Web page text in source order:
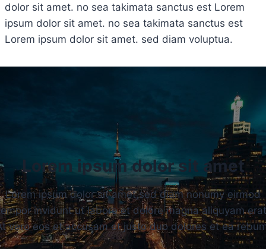
dolor sit amet. no sea takimata sanctus est Lorem
ipsum dolor sit amet. no sea takimata sanctus est
Lorem ipsum dolor sit amet. sed diam voluptua.
Lorem ipsum dolor sit amet
Lorem ipsum dolor sit amet,sed diam nonumy eirmod
invidunt ut labore et dolore magna aliquyam
vero eos et accusam et justo duo dolores et ea